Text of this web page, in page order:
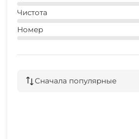
Чистота
Номер
Сначала популярные